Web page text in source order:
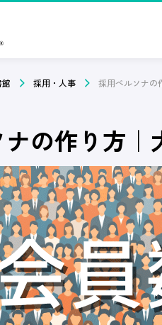
採用・人事
の作り方